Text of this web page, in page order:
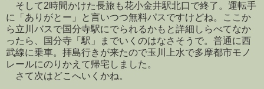
そして2時間かけた長旅も花小金井駅北口で終了。運転手
に「ありがとー」と言いつつ無料パスですけどね。ここか
ら立川バスで国分寺駅にでられるかもと詳細しらべてなか
ったら、国分寺「駅」までいくのはなさそうで。普通に西
武線に乗車。拝島行きが来たので玉川上水で多摩都市モノ
レールにのりかえて帰宅しました。
さて次はどこへいくかね。